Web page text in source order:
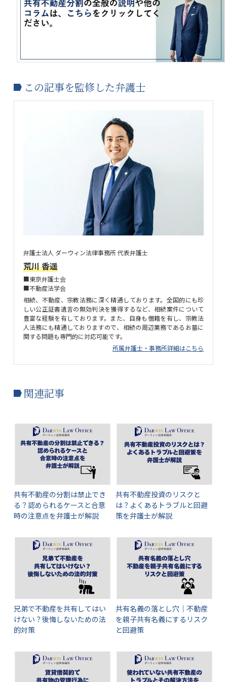
この記事を監修した弁護士
弁護士法人 ダーウィン法律事務所 代表弁護士
荒川 香遥
■東京弁護士会
■不動産法学会
相続、不動産、宗教法務に深く精通しております。全国的にも珍
しい公正証書遺言の無効判決を獲得するなど、相続案件について
豊富な経験を有しております。また、自身も僧籍を有し、宗教法
人法務にも精通しておりますので、相続の周辺業務であるお墓に
関する問題も専門的に対応可能です。
所属弁護士・事務所詳細はこちら
関連記事
共有不動産の分割は禁止でき
る？認められるケースと合意
時の注意点を弁護士が解説
共有不動産投資のリスクと
は？よくあるトラブルと回避
策を弁護士が解説
兄弟で不動産を共有してはい
けない？後悔しないための法
的対策
共有名義の落とし穴｜不動産
を親子共有名義にするリスク
と回避策